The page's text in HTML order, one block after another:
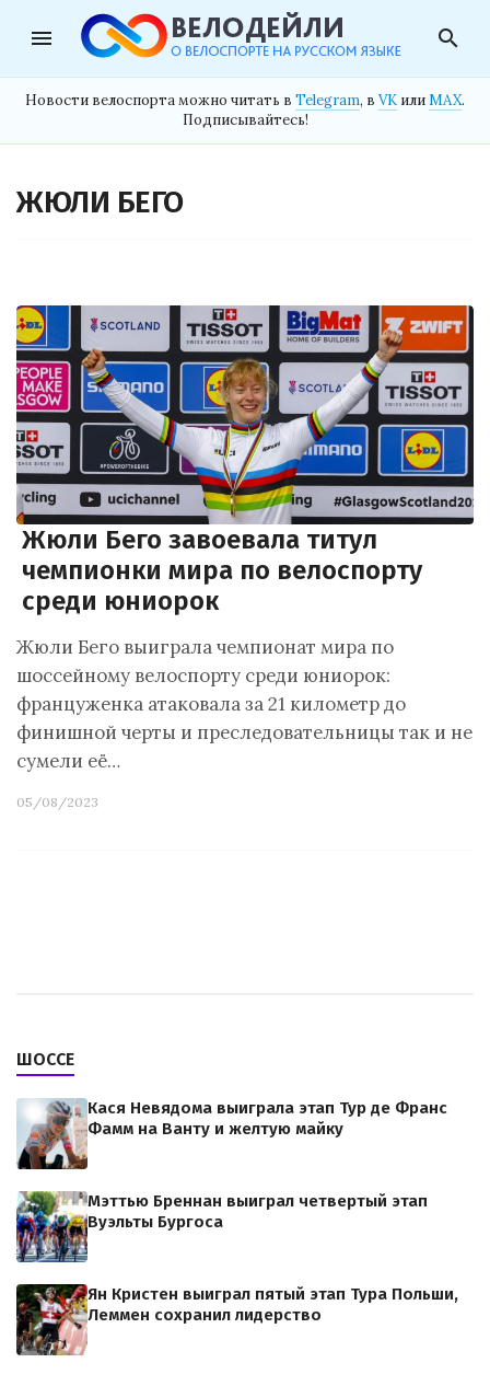
menu search
Новости велоспорта можно читать в Telegram, в VK илиMAX.
Подписывайтесь!
ЖЮЛИ БЕГО
Жюли Бего завоевала титул
чемпионки мира по велоспорту
среди юниорок
Жюли Бего выиграла чемпионат мира по
шоссейному велоспорту среди юниорок:
француженка атаковала за 21 километр до
финишной черты и преследовательницы так и не
сумели её…
05/08/2023
ШОССЕ
Кася Невядома выиграла этап Тур де Франс
Фамм на Ванту и желтую майку
Мэттью Бреннан выиграл четвертый этап
Вуэльты Бургоса
Ян Кристен выиграл пятый этап Тура Польши,
Леммен сохранил лидерство